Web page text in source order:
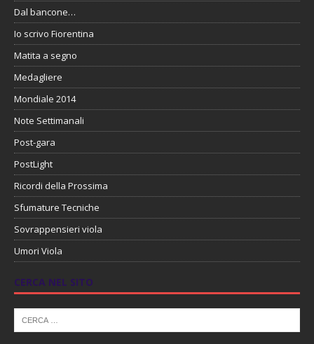
Dal bancone…
Io scrivo Fiorentina
Matita a segno
Medagliere
Mondiale 2014
Note Settimanali
Post-gara
PostLight
Ricordi della Prossima
Sfumature Tecniche
Sovrappensieri viola
Umori Viola
CERCA NEL SITO